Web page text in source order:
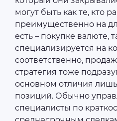
могут быть как те, кто
преимущественно на
есть – покупке валюте,
специализируется на
соответственно,
стратегия тоже
основном отличия
позиций. Обычно
специалисты по